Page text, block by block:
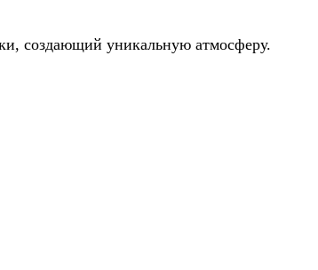
создающий уникальную атмосферу.